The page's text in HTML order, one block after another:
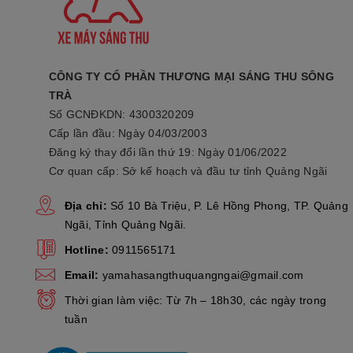
CÔNG TY CỔ PHẦN THƯƠNG MẠI SÁNG THU SÔNG
TRÀ
Số GCNĐKDN: 4300320209
Cấp lần đầu: Ngày 04/03/2003
Đăng ký thay đổi lần thứ 19: Ngày 01/06/2022
Cơ quan cấp: Sở kế hoạch và đầu tư tỉnh Quảng Ngãi
Địa chỉ: Số 10 Bà Triệu, P. Lê Hồng Phong, TP. Quảng
Ngãi, Tỉnh Quảng Ngãi.
Hotline: 0911565171
Email: yamahasangthuquangngai@gmail.com
Thời gian làm việc: Từ 7h – 18h30, các ngày trong
tuần